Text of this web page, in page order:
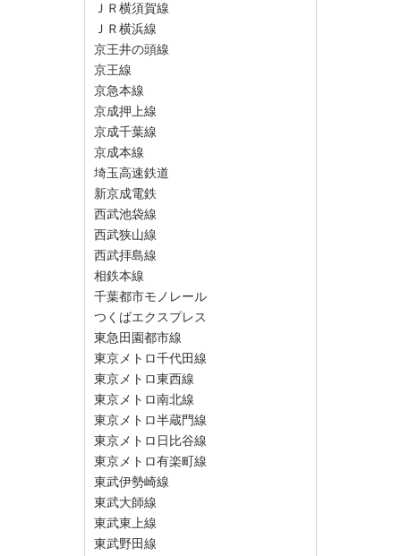
ＪＲ横須賀線
ＪＲ横浜線
京王井の頭線
京王線
京急本線
京成押上線
京成千葉線
京成本線
埼玉高速鉄道
新京成電鉄
西武池袋線
西武狭山線
西武拝島線
相鉄本線
千葉都市モノレール
つくばエクスプレス
東急田園都市線
東京メトロ千代田線
東京メトロ東西線
東京メトロ南北線
東京メトロ半蔵門線
東京メトロ日比谷線
東京メトロ有楽町線
東武伊勢崎線
東武大師線
東武東上線
東武野田線